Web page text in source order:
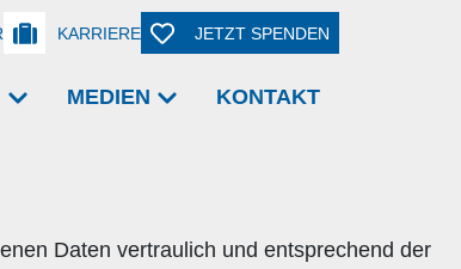
KARRIERE JETZT SPENDEN
MEDIEN KONTAKT
Daten vertraulich und entsprechend der